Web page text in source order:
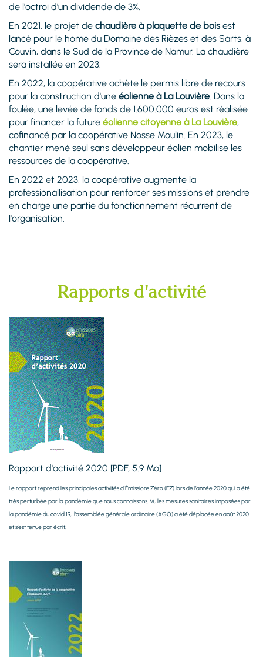
de l'octroi d'un dividende de 3%.
En 2021, le projet de chaudière à plaquette de bois est
lancé pour le home du Domaine des Rièzes et des Sarts, à
Couvin, dans le Sud de la Province de Namur. La chaudière
sera installée en 2023.
En 2022, la coopérative achète le permis libre de recours
pour la construction d'une éolienne à La Louvière. Dans la
foulée, une levée de fonds de 1.600.000 euros est réalisée
pour financer la future éolienne citoyenne à La Louvière,
cofinancé par la coopérative Nosse Moulin. En 2023, le
chantier mené seul sans développeur éolien mobilise les
ressources de la coopérative.
En 2022 et 2023, la coopérative augmente la
professionallisation pour renforcer ses missions et prendre
en charge une partie du fonctionnement récurrent de
l'organisation.
Rapports d'activité
Rapport d'activité 2020 [PDF, 5.9 Mo]
Le rapport reprend les principales activités d’Émissions Zéro (EZ) lors de l’année 2020 qui a été
très perturbée par la pandémie que nous connaissons. Vu les mesures sanitaires imposées par
la pandémie du covid 19, l’assemblée générale ordinaire (AGO) a été déplacée en août 2020
et s’est tenue par écrit.